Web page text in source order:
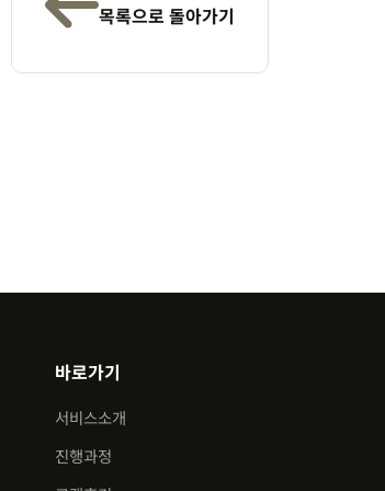
목록으로 돌아가기
바로가기
서비스소개
진행과정